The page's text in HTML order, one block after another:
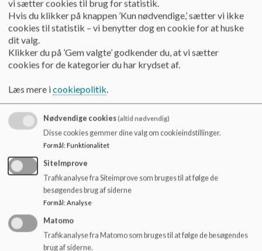
Statens Kunstfond.
Over fire hele skoledage har eleverne arbejdet med billeder,
der handler om nærområdet sammen med kunstner Henriette
Camilla Hansen. Sammen har vi samlet inspiration, afprøvet
teknikker og været en tur på Fuglsang, hvor vi så kunst fra
sted” arbejdet med collage, foto, tryk af forskellig art og til
slut lavet deres egne fortællinger til et billedprojekt i pap.
Elevernes billedprojekter blev udstillet på Art Festival ”Af
alle steder” i Nakskov d. 7. oktober.
Billede
vi sætter cookies til brug for statistik.
Hvis du klikker på knappen ’Kun nødvendige,’ sætter vi ikke
cookies til statistik – vi benytter dog en cookie for at huske
dit valg.
Klikker du på ’Gem valgte’ godkender du, at vi sætter
cookies for de kategorier du har krydset af.
Læs mere icookiepolitik.
Nødvendige cookies(altid nødvendig)
Disse cookies gemmer dine valg om cookieindstillinger.
Formål: Funktionalitet
SiteImprove
Trafikanalyse fra Siteimprove som bruges til at følge de
besøgendes brug af siderne
Formål: Analyse
Matomo
Trafikanalyse fra Matomo som bruges til at følge de besøgendes
brug af siderne.